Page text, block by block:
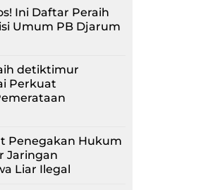
Ini Daftar Peraih
Umum PB Djarum
detiktimur
Perkuat
Penegakan Hukum
Jaringan
Liar Ilegal